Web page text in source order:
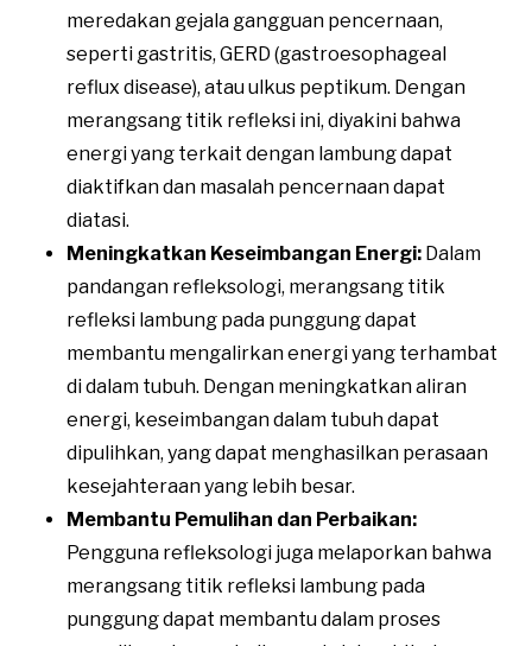
meredakan gejala gangguan pencernaan,
seperti gastritis, GERD (gastroesophageal
reflux disease), atau ulkus peptikum. Dengan
merangsang titik refleksi ini, diyakini bahwa
energi yang terkait dengan lambung dapat
diaktifkan dan masalah pencernaan dapat
diatasi.
Meningkatkan Keseimbangan Energi: Dalam
pandangan refleksologi, merangsang titik
refleksi lambung pada punggung dapat
membantu mengalirkan energi yang terhambat
di dalam tubuh. Dengan meningkatkan aliran
energi, keseimbangan dalam tubuh dapat
dipulihkan, yang dapat menghasilkan perasaan
kesejahteraan yang lebih besar.
Membantu Pemulihan dan Perbaikan:
Pengguna refleksologi juga melaporkan bahwa
merangsang titik refleksi lambung pada
punggung dapat membantu dalam proses